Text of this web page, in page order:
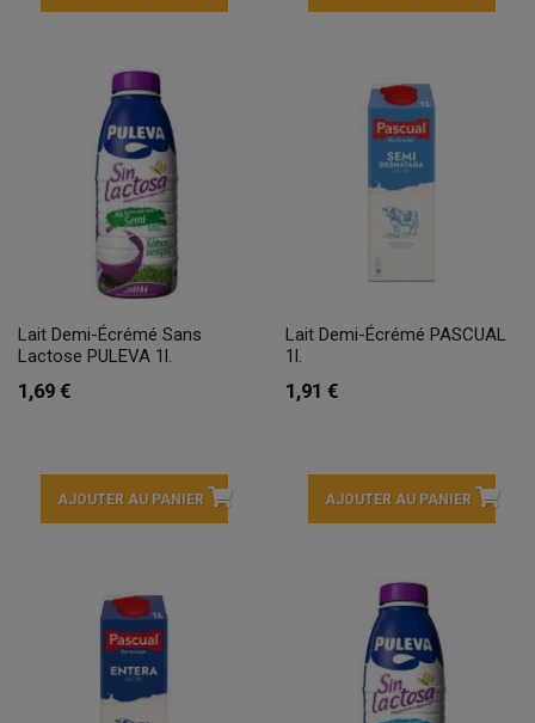
Lait Demi-Écrémé Sans
Lactose PULEVA 1l.
1,69 €
AJOUTER AU PANIER
Lait Demi-Écrémé PASCUAL
1l.
1,91 €
AJOUTER AU PANIER